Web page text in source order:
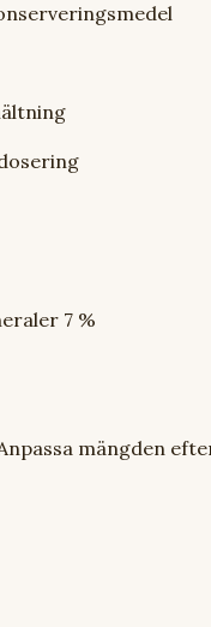
7 %
mängden